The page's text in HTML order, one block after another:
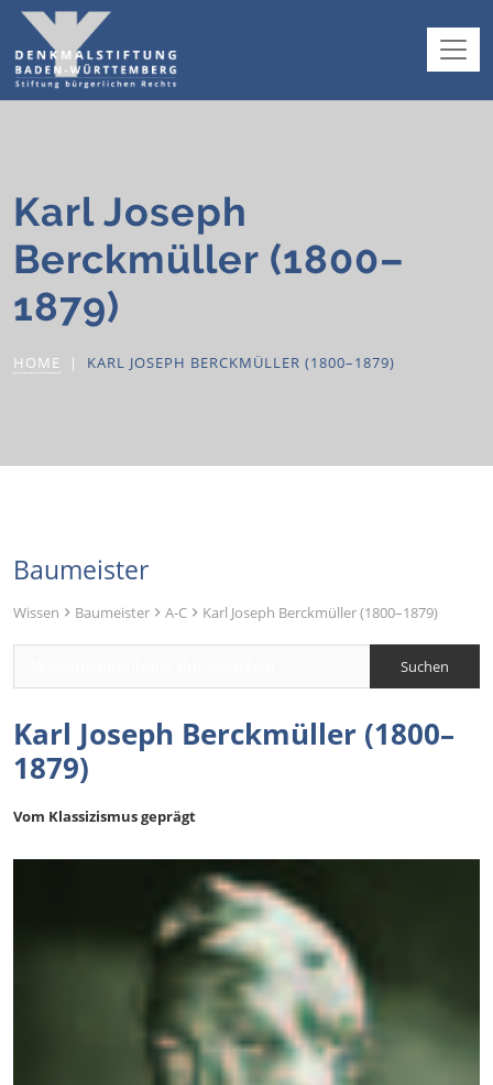
Karl Joseph
Berckmüller (1800–
1879)
HOME KARL JOSEPH BERCKMÜLLER (1800–1879)
Baumeister
Wissen Baumeister A-C Karl Joseph Berckmüller (1800–1879)
Karl Joseph Berckmüller (1800–
1879)
Vom Klassizismus geprägt